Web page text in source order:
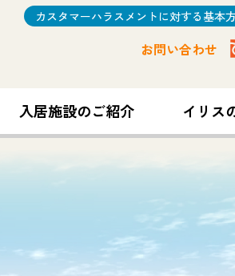
カスタマーハラスメントに対する基本
お問い合わせ
入居施設のご紹介 イリス